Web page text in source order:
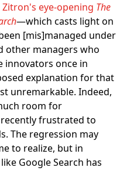
Zitron's eye-opening The
―which casts light on
[mis]managed under
other managers who
innovators once in
explanation for that
unremarkable. Indeed,
room for
frustrated to
The regression may
to realize, but in
Google Search has